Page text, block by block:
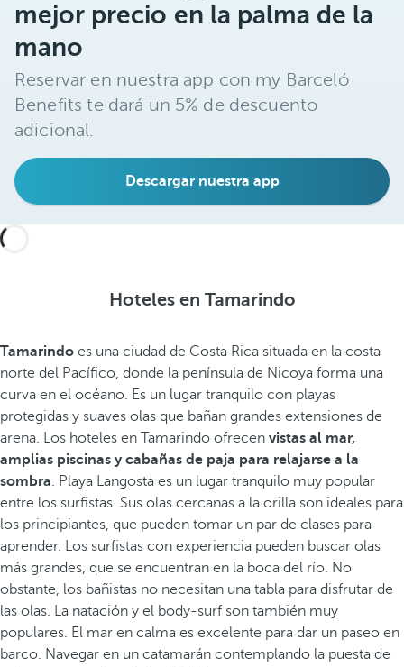
mejor precio en la palma de la
mano
Reservar en nuestra app con my Barceló
Benefits te dará un 5% de descuento
adicional.
Descargar nuestra app
Hoteles en Tamarindo
Tamarindo es una ciudad de Costa Rica situada en la costa
norte del Pacífico, donde la península de Nicoya forma una
curva en el océano. Es un lugar tranquilo con playas
protegidas y suaves olas que bañan grandes extensiones de
arena. Los hoteles en Tamarindo ofrecen vistas al mar,
amplias piscinas y cabañas de paja para relajarse a la
sombra. Playa Langosta es un lugar tranquilo muy popular
entre los surfistas. Sus olas cercanas a la orilla son ideales para
los principiantes, que pueden tomar un par de clases para
aprender. Los surfistas con experiencia pueden buscar olas
más grandes, que se encuentran en la boca del río. No
obstante, los bañistas no necesitan una tabla para disfrutar de
las olas. La natación y el body-surf son también muy
populares. El mar en calma es excelente para dar un paseo en
barco. Navegar en un catamarán contemplando la puesta de